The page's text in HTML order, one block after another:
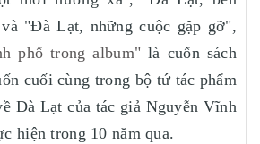
"Đà Lạt, những cuộc gặp gỡ",
phố trong album" là cuốn sách
cuối cùng trong bộ tứ tác phẩm
Đà Lạt của tác giả Nguyễn Vĩnh
hiện trong 10 năm qua.